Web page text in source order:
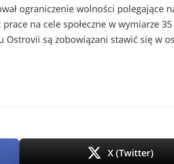
ograniczenie wolności polegające
na cele społeczne w wymiarze
Ostrovii są zobowiązani stawić się w
X (Twitter)